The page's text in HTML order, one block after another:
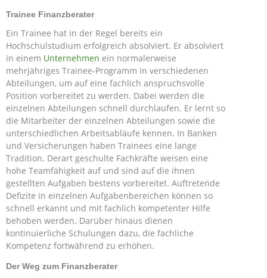
Trainee Finanzberater
Ein Trainee hat in der Regel bereits ein
Hochschulstudium erfolgreich absolviert. Er absolviert
in einem Unternehmen ein normalerweise
mehrjähriges Trainee-Programm in verschiedenen
Abteilungen, um auf eine fachlich anspruchsvolle
Position vorbereitet zu werden. Dabei werden die
einzelnen Abteilungen schnell durchlaufen. Er lernt so
die Mitarbeiter der einzelnen Abteilungen sowie die
unterschiedlichen Arbeitsabläufe kennen. In Banken
und Versicherungen haben Trainees eine lange
Tradition. Derart geschulte Fachkräfte weisen eine
hohe Teamfähigkeit auf und sind auf die ihnen
gestellten Aufgaben bestens vorbereitet. Auftretende
Defizite in einzelnen Aufgabenbereichen können so
schnell erkannt und mit fachlich kompetenter Hilfe
behoben werden. Darüber hinaus dienen
kontinuierliche Schulungen dazu, die fachliche
Kompetenz fortwährend zu erhöhen.
Der Weg zum Finanzberater